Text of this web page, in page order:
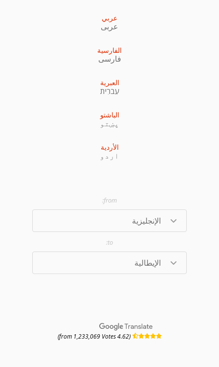
عربي
عربى
الفارسية
فارسی
العبرية
עִברִית
الباشتو
پښتو
الأردية
اردو
(4.62 from 1,233,069 Votes)